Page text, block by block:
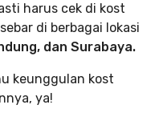
harus cek di kost
di berbagai lokasi
dan Surabaya.
keunggulan kost
ya!